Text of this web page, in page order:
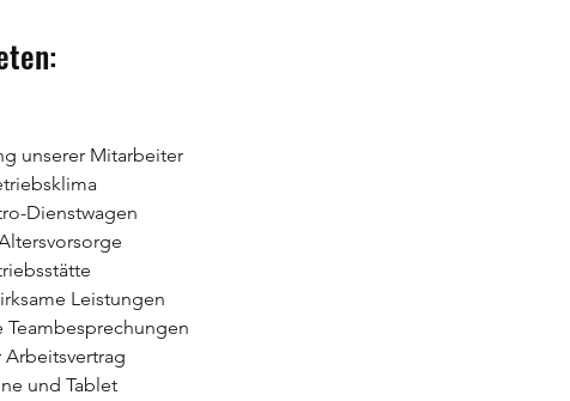
unserer Mitarbeiter
Dienstwagen
Leistungen
Teambesprechungen
und Tablet